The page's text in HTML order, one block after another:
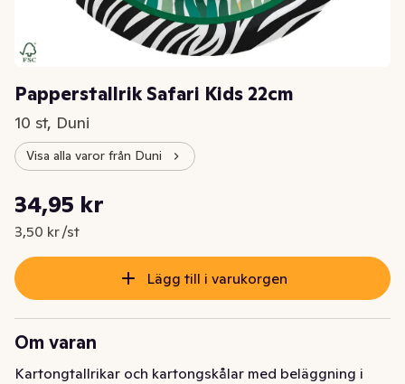
Papperstallrik Safari Kids 22cm
10 st, Duni
Visa alla varor från Duni
Nuvarande pris är: 34,95 kr
34,95 kr
3,50 kr /st
Styckpris: 3,50 kr /st
Lägg till i varukorgen
Om varan
Kartongtallrikar och kartongskålar med beläggning i